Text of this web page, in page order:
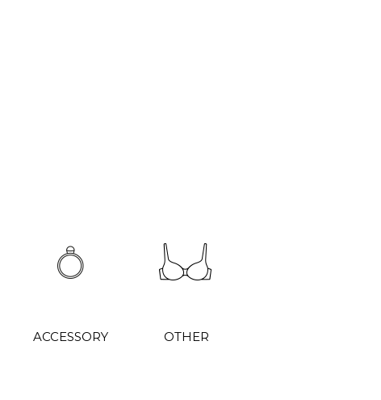
ACCESSORY OTHER